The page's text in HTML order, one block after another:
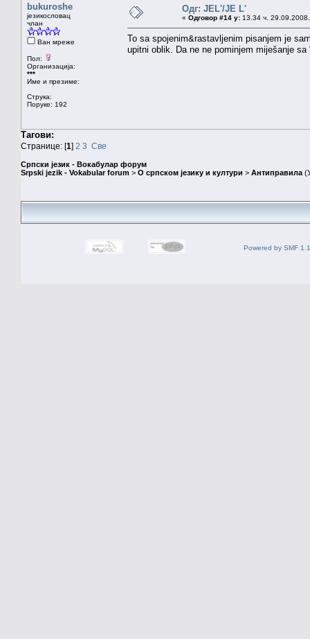
bukuroshe
језикословац
члан
Ван мреже
Пол:
Организација:
***
Име и презиме:
Струка:
Поруке: 192
Одг: JEL'/JE L'
« Одговор #14 у: 13.34 ч.
To sa spojenim&rastavljenim pisanjem je
upitni oblik. Da ne ne pominjem miješanje sa
Тагови:
Странице: [1] 2 3 Све
Српски језик - Вокабулар форум
Srpski jezik - Vokabular forum > О српском језику и култури > Антиправила
Powered by SMF